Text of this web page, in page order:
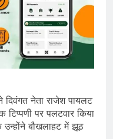
नेता राजेश पायलट
टिप्पणी पर पलटवार किया
उन्होंने बौखलाहट में झूठ